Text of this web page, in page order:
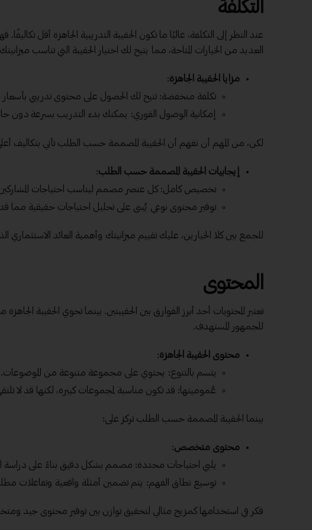
التكلفة
عند النظر إلى التكلفة، غالبًا ما تكون الحقيبة التدريبية الجاهزة أقل
العديد من الخيارات المتاحة، مما يتيح لك اختيار الحقيبة التي تناسب
مزايا الحقيبة الجاهزة:
تكلفة منخفضة: تتيح لك الحصول على محتوى تدريبي بأسعار
إمكانية الوصول الفوري: يمكنك بدء التدريب بسرعة دون
لكن، من المهم أن نفهم أن الحقيبة المصممة حسب الطلب تأتي بتكاليف
إيجابيات الحقيبة المصممة حسب الطلب:
تخصيص كامل: كل عنصر مصمم ليناسب احتياجات
توفير محتوى نوعي يُبنى على تحليل احتياجات حقيقية مما
للجمع بين كلا الخيارين، عليك تقييم ميزانيتك وأهمية العائد الاستثماري
المحتوى
تعتبر المحتويات أحد أبرز الفوارق بين الحقيبتين. بينما تحوي الحقيبة
للجمهور المستهدف.
محتوى الحقيبة الجاهزة:
يتسم بالتنوع: يحتوي على مجموعة متنوعة من الموضوعات.
عُموميتها: قد تكون مناسبة لمجموعات كبيرة، لكنها قد لا
بينما الحقيبة المصممة حسب الطلب تركز على:
محتوى متخصص:
يلبي احتياجات محددة: مصمم بشكل دقيق بناءً على دراسة
توسيع نطاق الفهم: يتم تضمين أمثلة واقعية وتفاعلات
فكر في استخدامها كمزيج مثالي لتحقيق توازن بين توفير محتوى جيد